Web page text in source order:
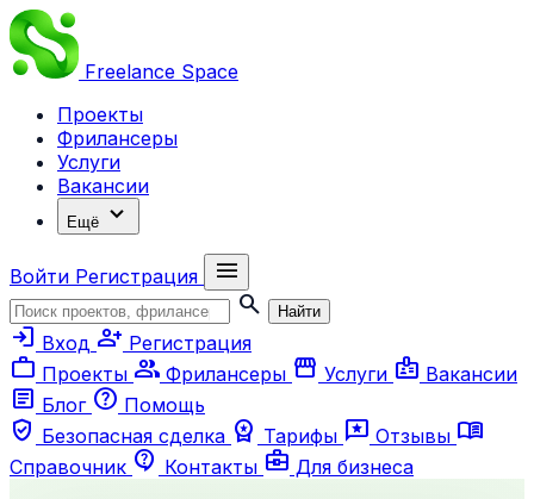
Freelance Space
Проекты
Фрилансеры
Услуги
Вакансии
Ещё expand_more
Войти Регистрация
menu
search
Найти
login Вход person_add Регистрация
work Проекты group Фрилансеры storefront Услуги badge Вакансии
article Блог help Помощь
verified_user Безопасная сделка workspace_premium Тарифы reviews Отзывы menu_book
Справочник contact_support Контакты business_center Для бизнеса